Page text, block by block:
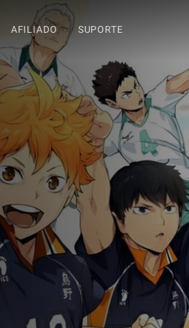
AFILIADO SUPORTE